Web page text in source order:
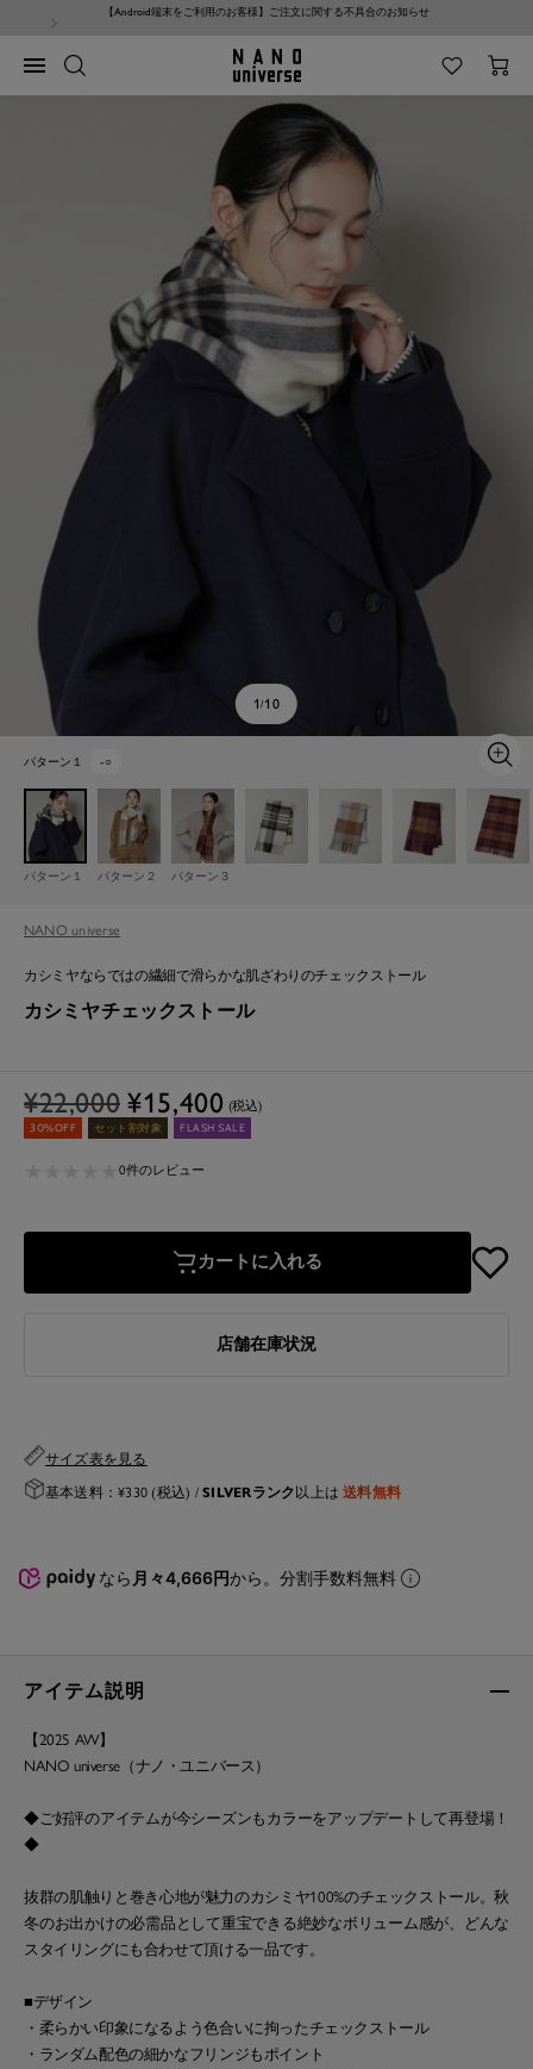
ツ
【Android端末をご利用のお客様】ご注文に関する不具合のお知らせ
ナ
NANO
universe
1/10
パターン１ -○
ズ
ム
イ
ン
パターン１
パターン２ パターン３
アイテム説明
【2025 AW】
NANO universe（ナノ・ユニバース）
◆ご好評のアイテムが今シーズンもカラーをアップデートして再登場！
◆
抜群の肌触りと巻き心地が魅力のカシミヤ100%のチェックストール。秋
冬のお出かけの必需品として重宝できる絶妙なボリューム感が、どんな
スタイリングにも合わせて頂ける一品です。
■デザイン
・柔らかい印象になるよう色合いに拘ったチェックストール
・ランダム配色の細かなフリンジもポイント
NANO universe
カシミヤならではの繊細で滑らかな肌ざわりのチェックストール
カシミヤチェックストール
通
常
¥22,000 セ
ー
ル
価
¥15,400 (税込)
30%OFF セット割対象 FLASH SALE
0件のレビュー
カートに入れる
店舗在庫状況
サイズ表を見る
基本送料：¥330 (税込) /SILVERランク以上は送料無料
なら 月々4,666円から。分割手数料無料